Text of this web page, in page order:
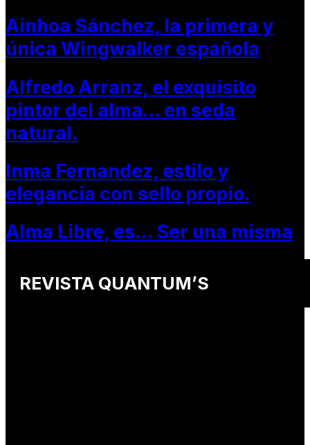
Ainhoa Sánchez, la primera y
única Wingwalker española
Alfredo Arranz, el exquisito
pintor del alma… en seda
natural.
Inma Fernandez, estilo y
elegancia con sello propio.
Alma Libre, es… Ser una misma
REVISTA QUANTUM’S